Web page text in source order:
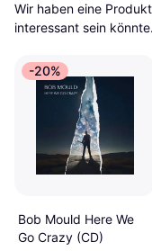
Wir haben eine
interessant sein könnte.
-20%
Bob Mould Here We
Go Crazy (CD)